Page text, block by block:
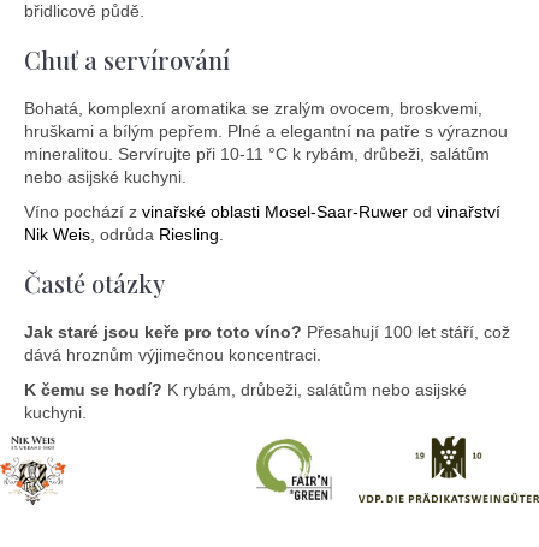
břidlicové půdě.
Chuť a servírování
Bohatá, komplexní aromatika se zralým ovocem, broskvemi,
hruškami a bílým pepřem. Plné a elegantní na patře s výraznou
mineralitou. Servírujte při 10-11 °C k rybám, drůbeži, salátům
nebo asijské kuchyni.
Víno pochází z vinařské oblasti Mosel-Saar-Ruwer od vinařství
Nik Weis, odrůda Riesling.
Časté otázky
Jak staré jsou keře pro toto víno? Přesahují 100 let stáří, což
dává hroznům výjimečnou koncentraci.
K čemu se hodí? K rybám, drůbeži, salátům nebo asijské
kuchyni.